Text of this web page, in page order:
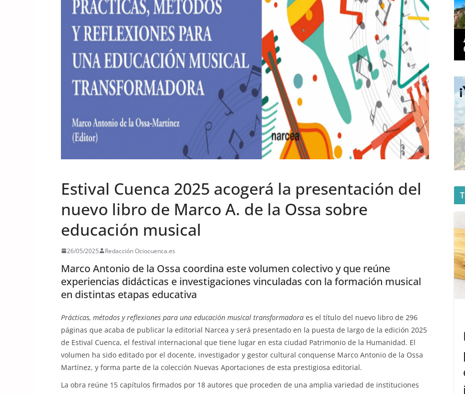
Estival Cuenca 2025 acogerá la presentación del
nuevo libro de Marco A. de la Ossa sobre
educación musical
26/05/2025 Redacción Ociocuenca.es
Marco Antonio de la Ossa coordina este volumen colectivo y que reúne
experiencias didácticas e investigaciones vinculadas con la formación musical
en distintas etapas educativa
Prácticas, métodos y reflexiones para una educación musical transformadora es el título del nuevo libro de 296
páginas que acaba de publicar la editorial Narcea y será presentado en la puesta de largo de la edición 2025
de Estival Cuenca, el festival internacional que tiene lugar en esta ciudad Patrimonio de la Humanidad. El
volumen ha sido editado por el docente, investigador y gestor cultural conquense Marco Antonio de la Ossa
Martínez, y forma parte de la colección Nuevas Aportaciones de esta prestigiosa editorial.
La obra reúne 15 capítulos firmados por 18 autores que proceden de una amplia variedad de instituciones